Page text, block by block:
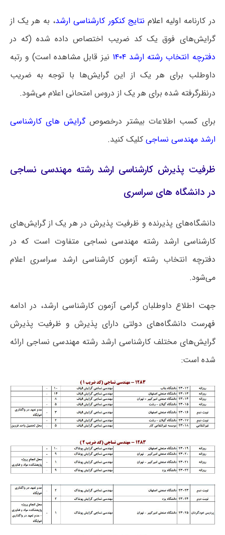
در کارنامه اولیه اعلام نتایج کنکور کارشناسی ارشد، به هر یک از
گرایش‌های فوق یک کد ضریب اختصاص داده شده (که در
دفترچه انتخاب رشته ارشد ۱۴۰۴
نیز قابل مشاهده است) و رتبه
داوطلب برای هر یک از این گرایش‌ها با توجه به ضریب
درنظرگرفته شده برای هر یک از دروس امتحانی اعلام می‌شود.
برای کسب اطلاعات بیشتر درخصوصگرایش های کارشناسی
ارشد مهندسی نساجی کلیک کنید.
ظرفیت پذیرش کارشناسی ارشد رشته مهندسی نساجی
در دانشگاه های سراسری
دانشگاه‌های پذیرنده و ظرفیت پذیرش در هر یک از گرایش‌های
کارشناسی ارشد رشته مهندسی نساجی متفاوت است که در
دفترچه انتخاب رشته آزمون کارشناسی ارشد سراسری اعلام
می‌شود.
جهت اطلاع داوطلبان گرامی آزمون کارشناسی ارشد، در ادامه
فهرست دانشگاه‌های دولتی دارای پذیرش و ظرفیت پذیرش
گرایش‌های مختلف کارشناسی ارشد رشته مهندسی نساجی ارائه
شده است: